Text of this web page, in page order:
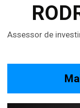
Assessor de